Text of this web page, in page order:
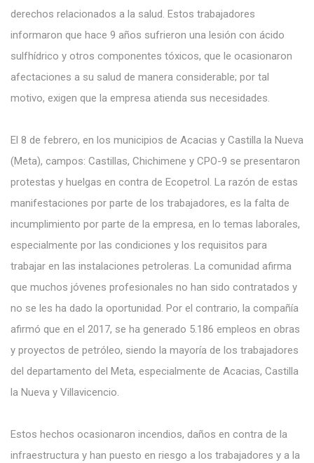
derechos relacionados a la salud. Estos trabajadores
informaron que hace 9 años sufrieron una lesión con ácido
sulfhídrico y otros componentes tóxicos, que le ocasionaron
afectaciones a su salud de manera considerable; por tal
motivo, exigen que la empresa atienda sus necesidades.
El 8 de febrero, en los municipios de Acacias y Castilla la Nueva
(Meta), campos: Castillas, Chichimene y CPO-9 se presentaron
protestas y huelgas en contra de Ecopetrol. La razón de estas
manifestaciones por parte de los trabajadores, es la falta de
incumplimiento por parte de la empresa, en lo temas laborales,
especialmente por las condiciones y los requisitos para
trabajar en las instalaciones petroleras. La comunidad afirma
que muchos jóvenes profesionales no han sido contratados y
no se les ha dado la oportunidad. Por el contrario, la compañía
afirmó que en el 2017, se ha generado 5.186 empleos en obras
y proyectos de petróleo, siendo la mayoría de los trabajadores
del departamento del Meta, especialmente de Acacias, Castilla
la Nueva y Villavicencio.
Estos hechos ocasionaron incendios, daños en contra de la
infraestructura y han puesto en riesgo a los trabajadores y a la